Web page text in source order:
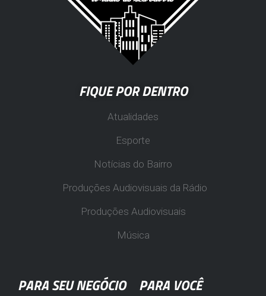
FIQUE POR DENTRO
Atualidades
Esporte
Notícias do Bairro
Produções Audiovisuais da Rádio
Produções Audiovisuais
Música
PARA SEU NEGÓCIO PARA VOCÊ